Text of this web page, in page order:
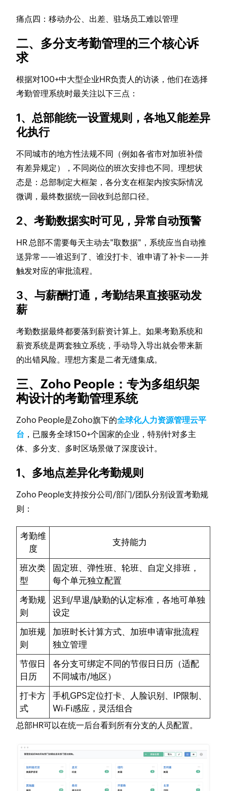
痛点四：移动办公、出差、驻场员工难以管理
二、多分支考勤管理的三个核心诉
求
根据对100+中大型企业HR负责人的访谈，他们在选择
考勤管理系统时最关注以下三点：
1、总部能统一设置规则，各地又能差异
化执行
不同城市的地方性法规不同（例如各省市对加班补偿
有差异规定），不同岗位的班次安排也不同。理想状
态是：总部制定大框架，各分支在框架内按实际情况
微调，最终数据统一回收到总部口径。
2、考勤数据实时可见，异常自动预警
HR 总部不需要每天主动去"取数据"，系统应当自动推
送异常——谁迟到了、谁没打卡、谁申请了补卡——并
触发对应的审批流程。
3、与薪酬打通，考勤结果直接驱动发
薪
考勤数据最终都要落到薪资计算上。如果考勤系统和
薪资系统是两套独立系统，手动导入导出就会带来新
的出错风险。理想方案是二者无缝集成。
三、Zoho People：专为多组织架
构设计的考勤管理系统
Zoho People是Zoho旗下的全球化人力资源管理云平
台 ，已服务全球150+个国家的企业，特别针对多主
体、多分支、多时区场景做了深度设计。
1、多地点差异化考勤规则
Zoho People支持按分公司/部门/团队分别设置考勤规
则：
考勤维
度
支持能力
班次类
型
固定班、弹性班、轮班、自定义排班，
每个单元独立配置
考勤规
则
迟到/早退/缺勤的认定标准，各地可单独
设定
加班规
则
加班时长计算方式、加班申请审批流程
独立管理
节假日
日历
各分支可绑定不同的节假日日历（适配
不同城市/地区）
打卡方
式
手机GPS定位打卡、人脸识别、IP限制、
Wi-Fi感应，灵活组合
总部HR可以在统一后台看到所有分支的人员配置。